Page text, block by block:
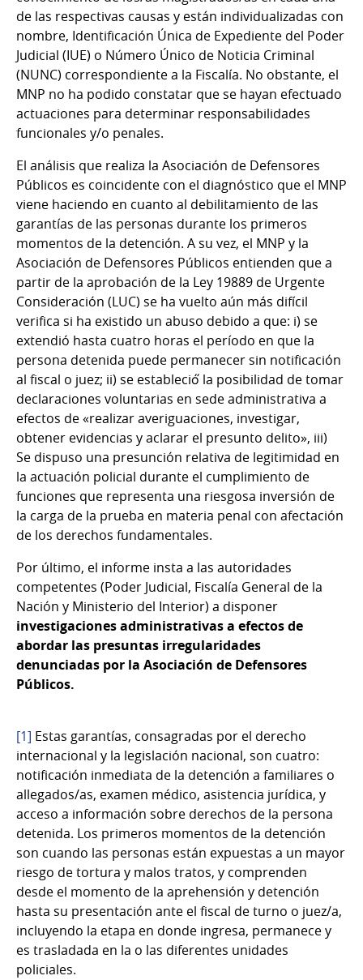
de las respectivas causas y están individualizadas con
nombre, Identificación Única de Expediente del Poder
Judicial (IUE) o Número Único de Noticia Criminal
(NUNC) correspondiente a la Fiscalía. No obstante, el
MNP no ha podido constatar que se hayan efectuado
actuaciones para determinar responsabilidades
funcionales y/o penales.
El análisis que realiza la Asociación de Defensores
Públicos es coincidente con el diagnóstico que el MNP
viene haciendo en cuanto al debilitamiento de las
garantías de las personas durante los primeros
momentos de la detención. A su vez, el MNP y la
Asociación de Defensores Públicos entienden que a
partir de la aprobación de la Ley 19889 de Urgente
Consideración (LUC) se ha vuelto aún más difícil
verifica si ha existido un abuso debido a que: i) se
extendió hasta cuatro horas el período en que la
persona detenida puede permanecer sin notificación
al fiscal o juez; ii) se estableció́ la posibilidad de tomar
declaraciones voluntarias en sede administrativa a
efectos de «realizar averiguaciones, investigar,
obtener evidencias y aclarar el presunto delito», iii)
Se dispuso una presunción relativa de legitimidad en
la actuación policial durante el cumplimiento de
funciones que representa una riesgosa inversión de
la carga de la prueba en materia penal con afectación
de los derechos fundamentales.
Por último, el informe insta a las autoridades
competentes (Poder Judicial, Fiscalía General de la
Nación y Ministerio del Interior) a disponer
investigaciones administrativas a efectos de
abordar las presuntas irregularidades
denunciadas por la Asociación de Defensores
Públicos.
[1] Estas garantías, consagradas por el derecho
internacional y la legislación nacional, son cuatro:
notificación inmediata de la detención a familiares o
allegados/as, examen médico, asistencia jurídica, y
acceso a información sobre derechos de la persona
detenida. Los primeros momentos de la detención
son cuando las personas están expuestas a un mayor
riesgo de tortura y malos tratos, y comprenden
desde el momento de la aprehensión y detención
hasta su presentación ante el fiscal de turno o juez/a,
incluyendo la etapa en donde ingresa, permanece y
es trasladada en la o las diferentes unidades
policiales.